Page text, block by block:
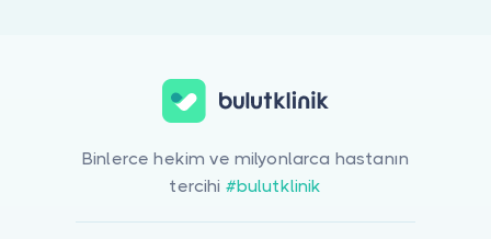
Binlerce hekim ve milyonlarca hastanın
tercihi #bulutklinik